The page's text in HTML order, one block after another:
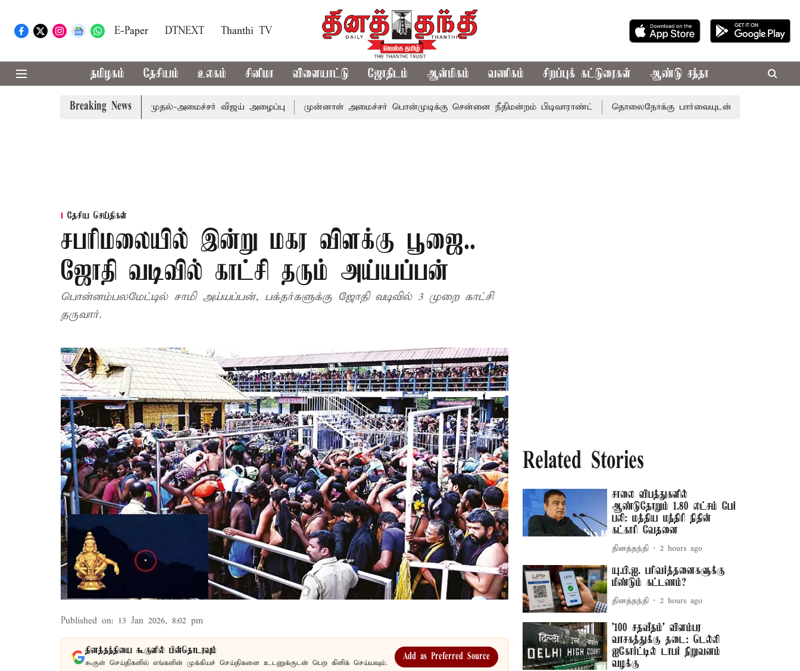
E-Paper DTNEXT Thanthi TV
தமிழகம் தேசியம் உலகம் சினிமா விளையாட்டு ஜோதிடம் ஆன்மிகம் வணிகம் சிறப்புக் கட்டுரைகள் ஆண்டு சந்தா
Breaking News
கூட்டத்துக்கு முதல்-அமைச்சர் விஜய் அழைப்பு முன்னாள் அமைச்சர் பொன்முடிக்கு சென்னை நீதிமன்றம் பிடிவாராண்ட் தொலைநோக்கு பார்வையுடன் கூடிய வேளாண் பட்ஜெட்:
தேசிய செய்திகள்
சபரிமலையில் இன்று மகர விளக்கு பூஜை..
ஜோதி வடிவில் காட்சி தரும் அய்யப்பன்
பொன்னம்பலமேட்டில் சாமி அய்யப்பன், பக்தர்களுக்கு ஜோதி வடிவில் 3 முறை காட்சி
தருவார்.
Published on: 13 Jan 2026, 8:02 pm
தினத்தந்தியை கூகுளில் பின்தொடரவும்
கூகுள் செய்திகளில் எங்களின் முக்கியச் செய்திகளை உடனுக்குடன் பெற கிளிக் செய்யவும்.
Add as Preferred Source
Related Stories
சாலை விபத்துகளில்
ஆண்டுதோறும் 1.80 லட்சம் பேர்
பலி: மத்திய மந்திரி நிதின்
கட்காரி வேதனை
தினத்தந்தி 2 hours ago
யு.பி.ஐ. பரிவர்த்தனைகளுக்கு
மீண்டும் கட்டணம்?
தினத்தந்தி 2 hours ago
'100 சதவீதம்' விளம்பர
வாசகத்துக்கு தடை: டெல்லி
ஐகோர்ட்டில் டாபர் நிறுவனம்
வழக்கு